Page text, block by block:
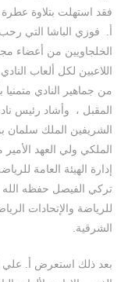
فقد استهلت بتلاوة
أ. فوزي الباشا التي
الخلجاويين من أعضاء
اللاعبين لكل ألعاب
من جماهير النادي
المقبل ، وأشاد رئيس
الشريفين الملك سلمان
الملكي ولي العهد
إدارة الهيئة العامة
تركي الفيصل حفظه الله
للرياضة والإتحادات
الشرقية.
بعد ذلك استعرض أ. علي